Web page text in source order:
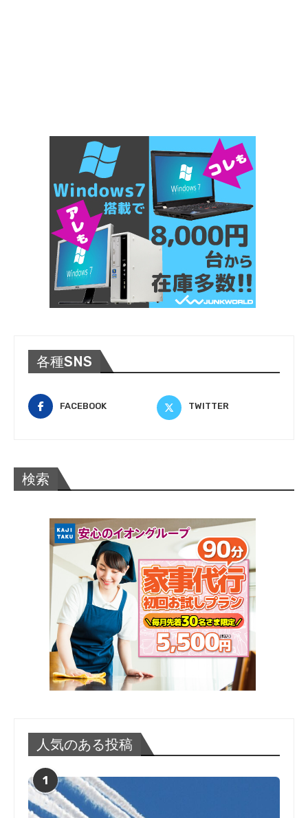
各種SNS
FACEBOOK TWITTER
検索
人気のある投稿
1